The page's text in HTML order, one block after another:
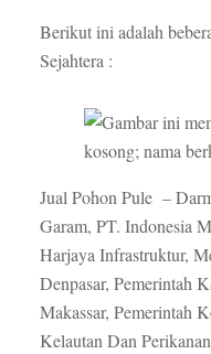
Berikut ini adalah
Sejahtera :
Jual Pohon Pule –
Garam, PT. Indonesia
Harjaya Infrastruktur,
Denpasar, Pemerintah
Makassar, Pemerintah
Kelautan Dan